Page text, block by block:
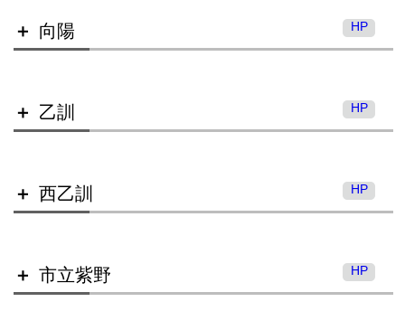
洛水高等学校
向陽 HP
向陽高等学校
乙訓 HP
乙訓高等学校
西乙訓 HP
市立紫野 HP